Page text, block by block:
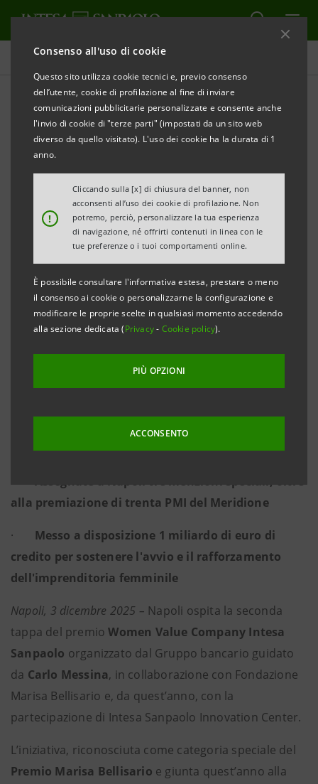
Consenso all'uso di cookie
Questo sito utilizza cookie tecnici e, previo consenso
dell’utente, cookie di profilazione al fine di inviare
comunicazioni pubblicitarie personalizzate e consente anche
l'invio di cookie di "terze parti" (impostati da un sito web
diverso da quello visitato). L'uso dei cookie ha la durata di 1
anno.
!
Cliccando sulla [x] di chiusura del banner, non
acconsenti all’uso dei cookie di profilazione. Non
potremo, perciò, personalizzare la tua esperienza
di navigazione, né offrirti contenuti in linea con le
tue preferenze o i tuoi comportamenti online.
È possibile consultare l'informativa estesa, prestare o meno
il consenso ai cookie o personalizzarne la configurazione e
modificare le proprie scelte in qualsiasi momento accedendo
alla sezione dedicata (Privacy- Cookie policy).
PIÙ OPZIONI
ACCONSENTO
Comunicati stampa
STAMPA AGGIORNA
COMUNICATO STAMPA
PREMIO WOMEN VALUE COMPANY 2025:
A NAPOLI INTESA SANPAOLO E FONDAZIONE
MARISA BELLISARIO
PER PREMIARE
L’IMPRENDITORIA FEMMINILE D’ECCELLENZA DEL
SUD ITALIA
·Missione del Premio: supporto alle donne che
parità di genere per il progresso economico e
sociale del Paese
·Assegnate a Napoli tre menzioni speciali, oltre
alla premiazione di trenta PMI del Meridione
· Messo a disposizione 1 miliardo di euro di
credito per sostenere l'avvio e il rafforzamento
dell'imprenditoria femminile
Napoli, 3 dicembre 2025 – Napoli ospita la seconda
tappa del premioWomen Value Company Intesa
Sanpaolo organizzato dal Gruppo bancario guidato
da Carlo Messina, in collaborazione con Fondazione
Marisa Bellisario e, da quest’anno, con la
partecipazione di Intesa Sanpaolo Innovation Center.
L’iniziativa, riconosciuta come categoria speciale del
Premio Marisa Bellisario e giunta quest’anno alla